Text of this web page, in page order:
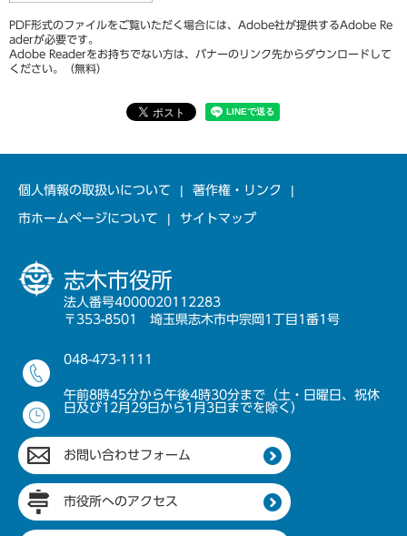
PDF形式のファイルをご覧いただく場合には、Adobe社が提供するAdobe Re
aderが必要です。
Adobe Readerをお持ちでない方は、バナーのリンク先からダウンロードして
ください。（無料）
個人情報の取扱いについて 著作権・リンク
市ホームページについて サイトマップ
志木市役所
法人番号4000020112283
〒353-8501 埼玉県志木市中宗岡1丁目1番1号
048-473-1111
午前8時45分から午後4時30分まで（土・日曜日、祝休
日及び12月29日から1月3日までを除く）
お問い合わせフォーム
市役所へのアクセス